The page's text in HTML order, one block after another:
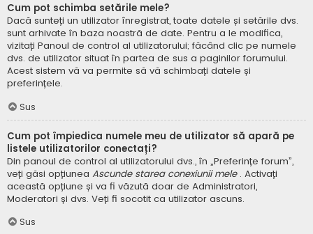
Cum pot schimba setările mele?
Dacă sunteți un utilizator înregistrat, toate datele și setările dvs.
sunt arhivate în baza noastră de date. Pentru a le modifica,
vizitați Panoul de control al utilizatorului; făcând clic pe numele
dvs. de utilizator situat în partea de sus a paginilor forumului.
Acest sistem vă va permite să vă schimbați datele și
preferințele.
Sus
Cum pot împiedica numele meu de utilizator să apară pe
listele utilizatorilor conectați?
Din panoul de control al utilizatorului dvs., în „Preferințe forum”,
veți găsi opțiunea Ascunde starea conexiunii mele . Activați
această opțiune și va fi văzută doar de Administratori,
Moderatori și dvs. Veți fi socotit ca utilizator ascuns.
Sus